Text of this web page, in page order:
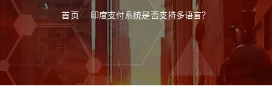
首页 印度支付系统是否支持多语言？